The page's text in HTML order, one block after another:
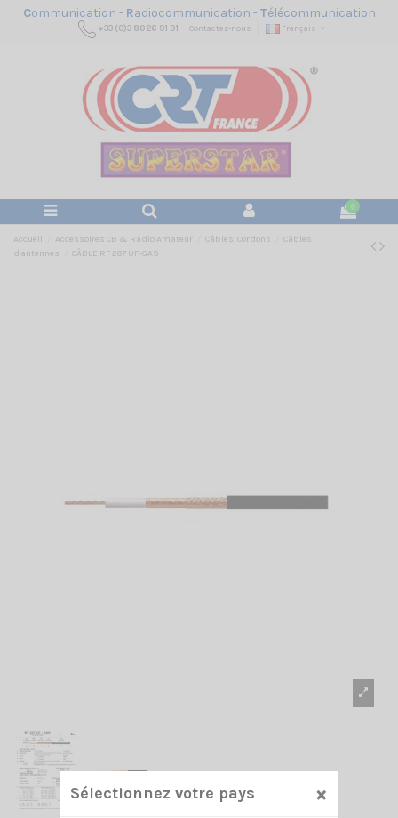
Communication - Radiocommunication -Télécommunication
+33 (0)3 80 26 91 91 Contactez-nous Français
0
Accueil Accessoires CB & Radio Amateur Câbles, Cordons
Câbles
d'antennes
CÂBLE RF 287 UF-GAS
Sélectionnez votre pays ×